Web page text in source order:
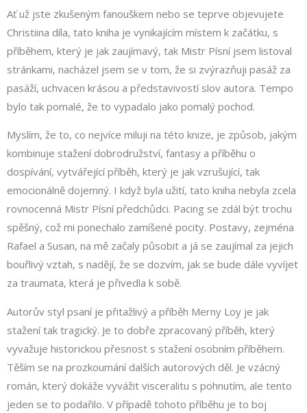
Ať už jste zkušeným fanouškem nebo se teprve objevujete
Christiina díla, tato kniha je vynikajícím místem k začátku, s
příběhem, který je jak zaujímavý, tak Mistr Písní jsem listoval
stránkami, nacházel jsem se v tom, že si zvýrazňuji pasáž za
pasáží, uchvacen krásou a představivostí slov autora. Tempo
bylo tak pomalé, že to vypadalo jako pomalý pochod.
Myslím, že to, co nejvíce miluji na této knize, je způsob, jakým
kombinuje stažení dobrodružství, fantasy a příběhu o
dospívání, vytvářející příběh, který je jak vzrušující, tak
emocionálně dojemný. I když byla užití, tato kniha nebyla zcela
rovnocenná Mistr Písní předchůdci. Pacing se zdál být trochu
spěšný, což mi ponechalo zamíšené pocity. Postavy, zejména
Rafael a Susan, na mě začaly působit a já se zaujímal za jejich
bouřlivý vztah, s nadějí, že se dozvím, jak se bude dále vyvíjet
za traumata, která je přivedla k sobě.
Autorův styl psaní je přitažlivý a příběh Merny Loy je jak
stažení tak tragický. Je to dobře zpracovaný příběh, který
vyvažuje historickou přesnost s stažení osobním příběhem.
Těším se na prozkoumání dalších autorových děl. Je vzácný
román, který dokáže vyvážit visceralitu s pohnutím, ale tento
jeden se to podařilo. V případě tohoto příběhu je to boj